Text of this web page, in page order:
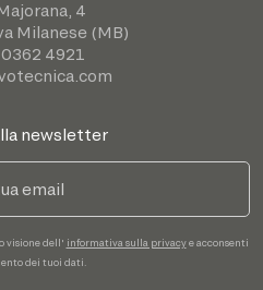
4
Milanese (MB)
0362 4921
newsletter
visione dell' informativa sulla privacye acconsenti
dei tuoi dati.